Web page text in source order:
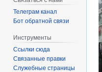
Телеграм канал
Бот обратной связи
Инструменты
Ссылки сюда
Связанные правки
Служебные страницы